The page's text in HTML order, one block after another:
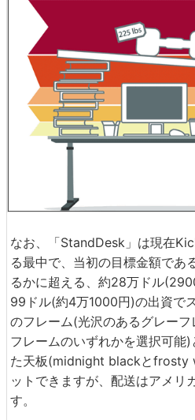
なお、「StandDesk」は現在
る最中で、当初の目標金額で
るかに超える、約28万ドル
99ドル(約4万1000円)の出資で
のフレーム(光沢のあるグレー
フレームのいずれかを選択可能
た天板(midnight blackとfrosty
ットできますが、配送はアメリ
す。